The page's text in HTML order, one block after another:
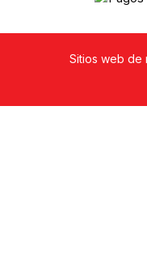
Sitios web de